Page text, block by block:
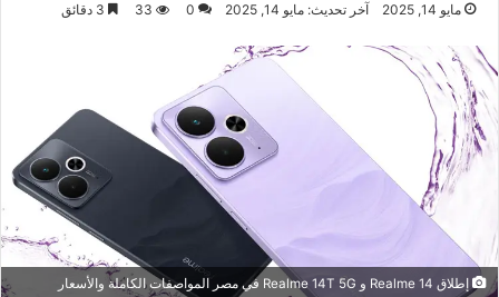
إرسال
مايو 14, 2025 آخر تحديث: مايو 14, 2025 0
33
إطلاق Realme 14 و Realme 14T 5G في مصر المواصفات الكاملة والأسعار